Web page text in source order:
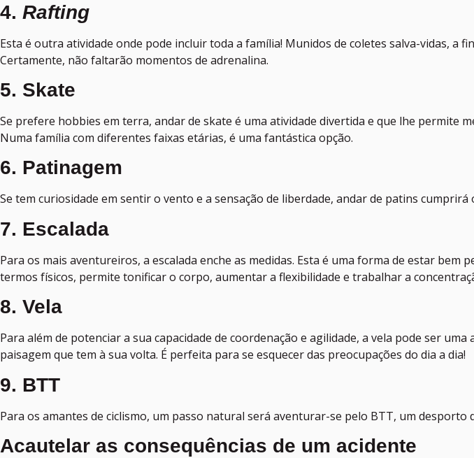
4. Rafting
Esta é outra atividade onde pode incluir toda a família! Munidos de coletes salva-vidas,
Certamente, não faltarão momentos de adrenalina.
5. Skate
Se prefere hobbies em terra, andar de skate é uma atividade divertida e que lhe permite
Numa família com diferentes faixas etárias, é uma fantástica opção.
6. Patinagem
Se tem curiosidade em sentir o vento e a sensação de liberdade, andar de patins
7. Escalada
Para os mais aventureiros, a escalada enche as medidas. Esta é uma forma de estar
termos físicos, permite tonificar o corpo, aumentar a flexibilidade e trabalhar a
8. Vela
Para além de potenciar a sua capacidade de coordenação e agilidade, a vela pode ser
paisagem que tem à sua volta. É perfeita para se esquecer das preocupações do dia a dia!
9. BTT
Para os amantes de ciclismo, um passo natural será aventurar-se pelo BTT, um
Acautelar as consequências de um acidente